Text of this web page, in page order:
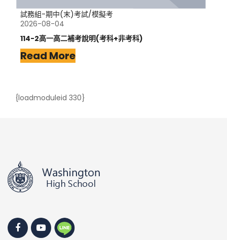
試務組-期中(末)考試/模擬考
2026-08-04
114-2高一高二補考說明(考科+非考科)
Read More
{loadmoduleid 330}